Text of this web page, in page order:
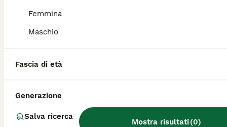
Femmina
Maschio
Fascia di età
Generazione
Salva ricerca
Mostra risultati(0)
la posizione.
aggressivo?
Quanto dura un Whippet?